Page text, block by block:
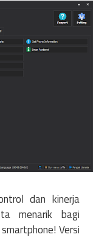
dan kinerja
menarik bagi
Versi